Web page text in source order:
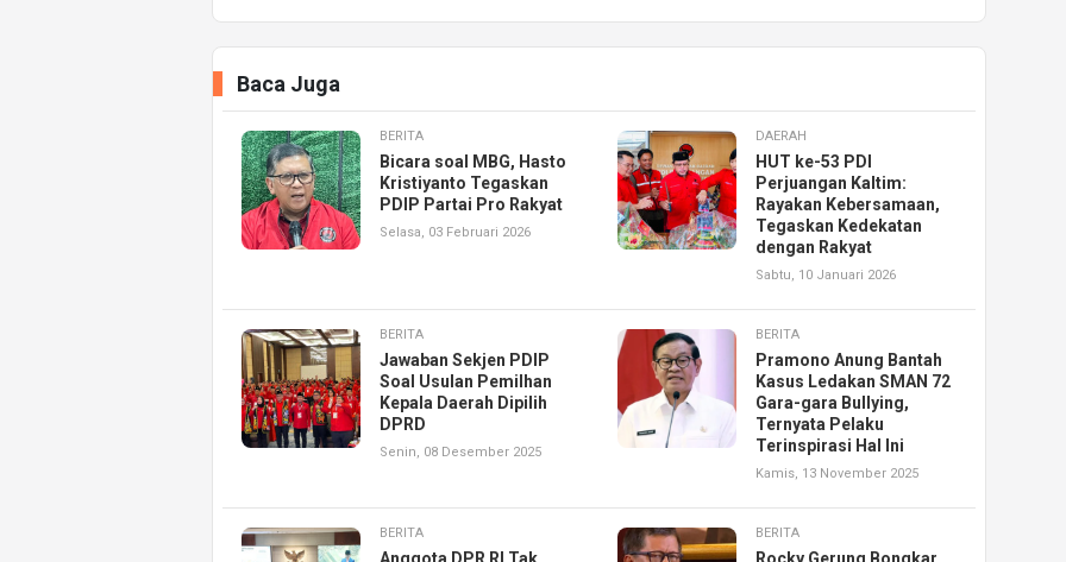
Baca Juga
BERITA
Bicara soal MBG, Hasto
Kristiyanto Tegaskan
PDIP Partai Pro Rakyat
Selasa, 03 Februari 2026
DAERAH
HUT ke-53 PDI
Perjuangan Kaltim:
Rayakan Kebersamaan,
Tegaskan Kedekatan
dengan Rakyat
Sabtu, 10 Januari 2026
BERITA
Jawaban Sekjen PDIP
Soal Usulan Pemilhan
Kepala Daerah Dipilih
DPRD
Senin, 08 Desember 2025
BERITA
Pramono Anung Bantah
Kasus Ledakan SMAN 72
Gara-gara Bullying,
Ternyata Pelaku
Terinspirasi Hal Ini
Kamis, 13 November 2025
BERITA BERITA